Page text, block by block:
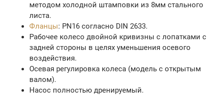
методом холодной штамповки из 8мм стального
листа.
Фланцы: PN16 согласно DIN 2633.
Рабочее колесо двойной кривизны с лопатками с
задней стороны в целях уменьшения осевого
воздействия.
Осевая регулировка колеса (модель с открытым
валом).
Насос полностью дренируемый.